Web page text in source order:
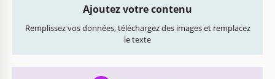
Ajoutez votre contenu
Remplissez vos données, téléchargez des images et remplacez
le texte